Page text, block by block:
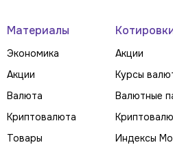
Материалы
Экономика
Акции
Валюта
Криптовалюта
Товары
Акции
Курсы
Валютные
Индексы